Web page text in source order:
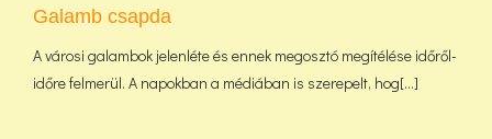
Galamb csapda
A városi galambok jelenléte és ennek megosztó megítélése időről-
időre felmerül. A napokban a médiában is szerepelt, hog[...]